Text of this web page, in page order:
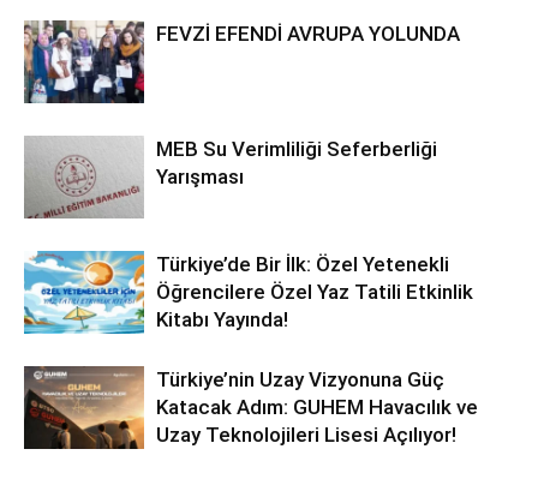
FEVZİ EFENDİ AVRUPA YOLUNDA
MEB Su Verimliliği Seferberliği
Yarışması
Türkiye’de Bir İlk: Özel Yetenekli
Öğrencilere Özel Yaz Tatili Etkinlik
Kitabı Yayında!
Türkiye’nin Uzay Vizyonuna Güç
Katacak Adım: GUHEM Havacılık ve
Uzay Teknolojileri Lisesi Açılıyor!